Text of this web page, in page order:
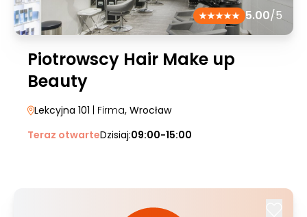
5.00/5
Piotrowscy Hair Make up
Beauty
Lekcyjna 101 | Firma, Wrocław
Teraz otwarteDzisiaj:09:00-15:00